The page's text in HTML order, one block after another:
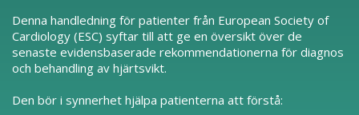
Denna handledning för patienter från European Society of
Cardiology (ESC) syftar till att ge en översikt över de
senaste evidensbaserade rekommendationerna för diagnos
och behandling av hjärtsvikt.
Den bör i synnerhet hjälpa patienterna att förstå: